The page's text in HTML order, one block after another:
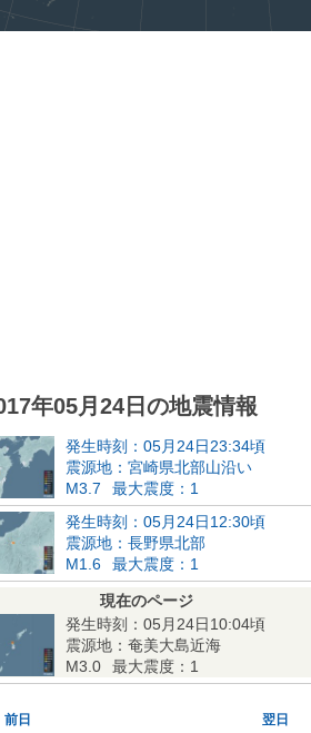
年05月24日の地震情報
発生時刻：05月24日23:34頃
震源地：宮崎県北部山沿い
M3.7
最大震度：1
発生時刻：05月24日12:30頃
震源地：長野県北部
M1.6
最大震度：1
現在のページ
発生時刻：05月24日10:04頃
震源地：奄美大島近海
M3.0
最大震度：1
前日 翌日